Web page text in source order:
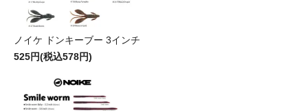
ノイケ ドンキーブー 3インチ
525円(税込578円)